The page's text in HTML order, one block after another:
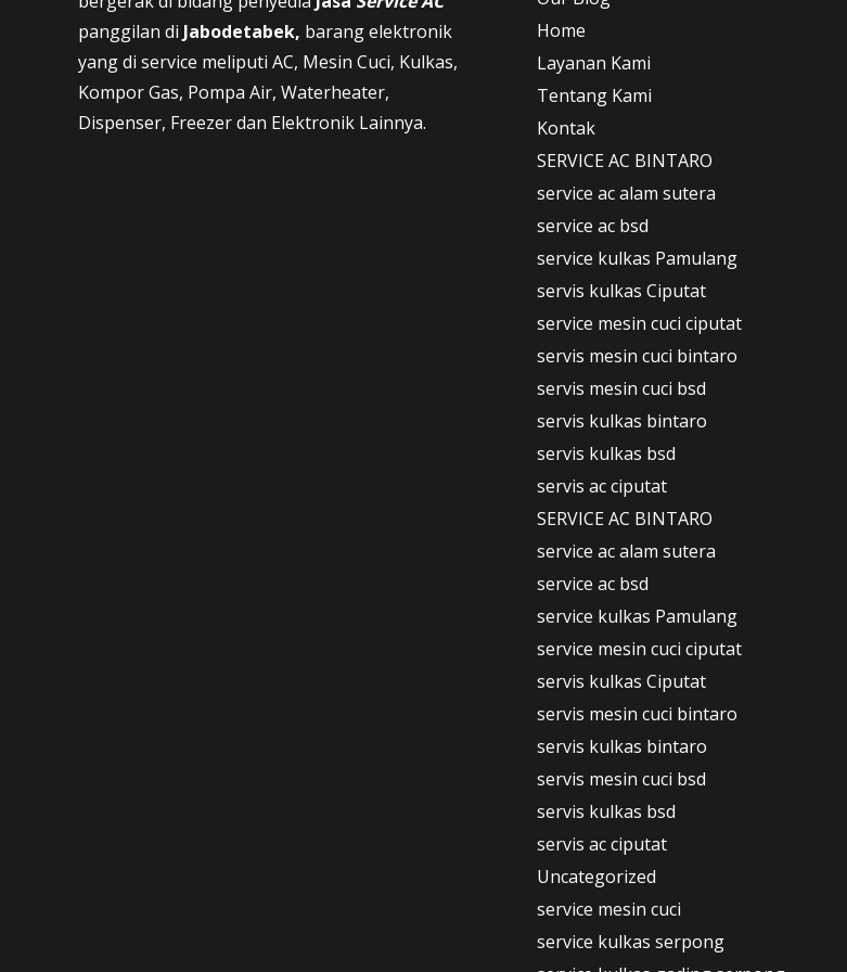
panggilan di Jabodetabek, barang elektronik
yang di service meliputi AC, Mesin Cuci, Kulkas,
Kompor Gas, Pompa Air, Waterheater,
Dispenser, Freezer dan Elektronik Lainnya.
Home
Layanan Kami
Tentang Kami
Kontak
SERVICE AC BINTARO
service ac alam sutera
service ac bsd
service kulkas Pamulang
servis kulkas Ciputat
service mesin cuci ciputat
servis mesin cuci bintaro
servis mesin cuci bsd
servis kulkas bintaro
servis kulkas bsd
servis ac ciputat
SERVICE AC BINTARO
service ac alam sutera
service ac bsd
service kulkas Pamulang
service mesin cuci ciputat
servis kulkas Ciputat
servis mesin cuci bintaro
servis kulkas bintaro
servis mesin cuci bsd
servis kulkas bsd
servis ac ciputat
Uncategorized
service mesin cuci
service kulkas serpong